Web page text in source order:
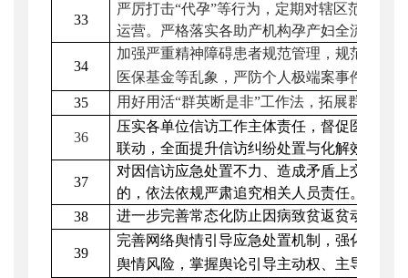
33
严厉打击“代孕”等行为 ， 定期对辖区范围内
运营。严格落实各助产机构孕产妇全流程人
34
加强严重精神障碍患者规范管理 ，规范严重
医保基金等乱象， 严防个人极端案事件和群
35
用好用活“群英断是非”工作法，拓展群众矛
36
压实各单位信访工作主体责任，督促医疗机构
联动，全面提升信访纠纷处置与化解效能
37
对因信访应急处置不力、造成矛盾上交的，
的，依法依规严肃追究相关人员责任。
38
进一步完善常态化防止因病致贫返贫动态监
39
完善网络舆情引导应急处置机制，强化监测
舆情风险，掌握舆论引导主动权、主导权、